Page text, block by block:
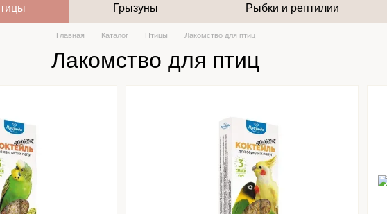
Грызуны Рыбки и рептилии
Главная Каталог Птицы Лакомство для птиц
Лакомство для птиц